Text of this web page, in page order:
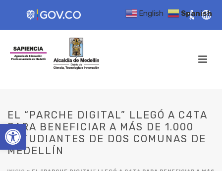
Open toolbar
EL “PARCHE DIGITAL” LLEGÓ A C4TA
PARA BENEFICIAR A MÁS DE 1.000
ESTUDIANTES DE DOS COMUNAS DE
MEDELLÍN
English Spanish